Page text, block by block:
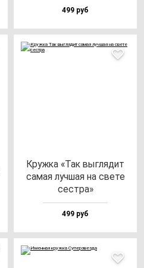
499 руб
Круж­ка «Так выг­ля­дит
са­мая луч­шая на све­те
сес­тра»
499 руб